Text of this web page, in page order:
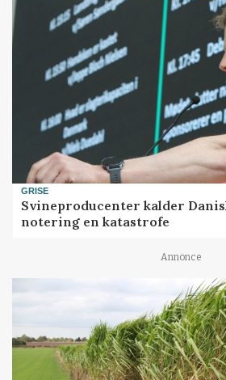
GRISE
Svineproducenter kalder
notering en katastrofe
Annonce